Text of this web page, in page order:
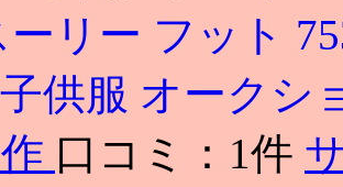
ーリー フット
供服 オークシ
口コミ：1件